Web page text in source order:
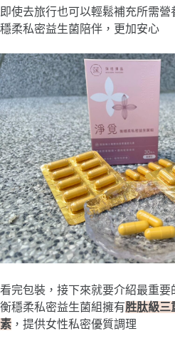
即使去旅行也可以輕鬆補充所需
穩柔私密益生菌陪伴，更加安心
看完包裝，接下來就要介紹最重要
衡穩柔私密益生菌組擁有胜肽級三
素 ，提供女性私密優質調理